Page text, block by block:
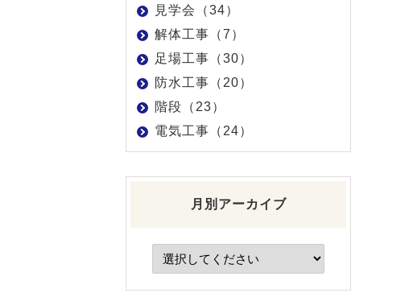
見学会（34）
解体工事（7）
足場工事（30）
防水工事（20）
階段（23）
電気工事（24）
月別アーカイブ